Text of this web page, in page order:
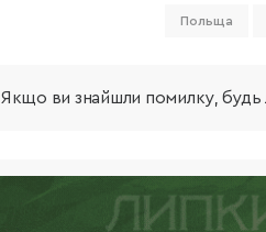
Польща
Якщо ви знайшли помилку, будь